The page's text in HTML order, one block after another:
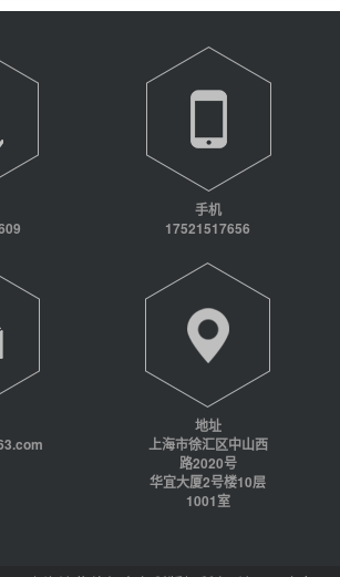
手机
17521517656
地址
上海市徐汇区中山西
路2020号
华宜大厦2号楼10层
1001室